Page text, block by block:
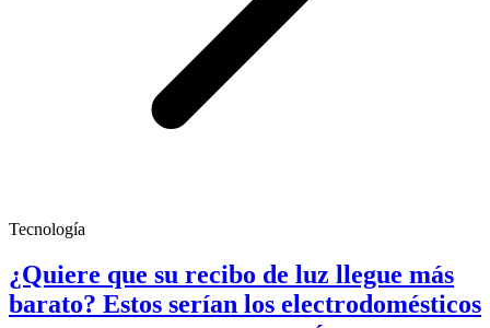
Tecnología
¿Quiere que su recibo de luz llegue más
barato? Estos serían los electrodomésticos